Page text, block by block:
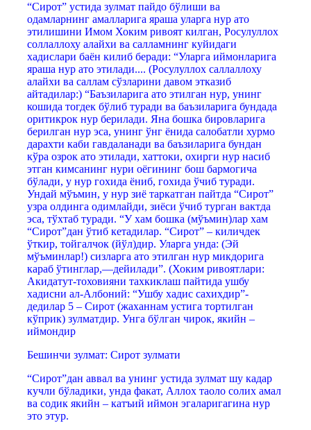
“Сирот” устида зулмат пайдо бўлиши ва
одамларнинг амалларига яраша уларга нур ато
этилишини Имом Хоким ривоят килган, Росулуллох
соллаллоху алайхи ва салламнинг куйидаги
хадислари баён килиб беради: “Уларга иймонларига
яраша нур ато этилади.... (Росулуллох саллаллоху
алайхи ва саллам сўзларини давом этказиб
айтадилар:) “Баъзиларига ато этилган нур, унинг
кошида тогдек бўлиб туради ва баъзиларига бундада
оритикрок нур берилади. Яна бошка бировларига
берилган нур эса, унинг ўнг ёнида салобатли хурмо
дарахти каби гавдаланади ва баъзиларига бундан
кўра озрок ато этилади, хаттоки, охирги нур насиб
этган кимсанинг нури оёгининг бош бармогича
бўлади, у нур гохида ёниб, гохида ўчиб туради.
Ундай мўъмин, у нур зиё таркатган пайтда “Cирот”
узра олдинга одимлайди, зиёси ўчиб турган вактда
эса, тўхтаб туради. “У хам бошка (мўъмин)лар хам
“Сирот”дан ўтиб кетадилар. “Сирот” – киличдек
ўткир, тойгалчок (йўл)дир. Уларга унда: (Эй
мўъминлар!) сизларга ато этилган нур микдорига
караб ўтинглар,—дейилади”. (Хоким ривоятлари:
Акидатут-тоховияни тахкиклаш пайтида ушбу
хадисни ал-Албоний: “Ушбу хадис сахихдир”-
дедилар 5 – Сирот (жаханнам устига тортилган
кўприк) зулматдир. Унга бўлган чирок, якийн –
иймондир
Бешинчи зулмат: Сирот зулмaти
“Сирот”дан аввал ва унинг устида зулмат шу кадар
кучли бўладики, унда факат, Аллох таоло солих амал
ва содик якийн – катъий иймон эгаларигагина нур
это этур.